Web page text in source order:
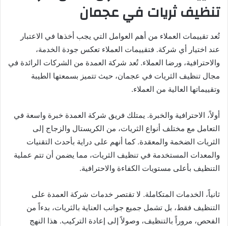
تنظيف ثريات في عجمان
تُعد تقييمات العملاء من أهم العوامل التي يجب أخذها في الاعتبار
عند اختيار أي شركة. فتقييمات العملاء تعكس جودة الخدمة،
والاحترافية، ورضا العملاء. تُعد شركة العمدة من الشركات الرائدة في
مجال تنظيف الثريات في عجمان، حيث تتميز بسمعتها الطيبة
وتقييماتها العالية من العملاء.
أولاً، الاحترافية والخبرة. يمتلك فريق شركة العمدة خبرة واسعة في
التعامل مع مختلف أنواع الثريات، من الكريستال والزجاج إلى
الثريات الضخمة والمعقدة. كما أنهم على دراية بأحدث التقنيات
والمعدات المستخدمة في تنظيف الثريات، مما يضمن أن تتم عملية
التنظيف بأعلى مستويات الكفاءة والاحترافية.
ثانياً، الخدمات المتكاملة. لا تقتصر خدمات شركة العمدة على
التنظيف فقط، بل تشمل جميع جوانب العناية بالثريات، بدءاً من
الفحص، مروراً بالتنظيف، وصولاً إلى إعادة التركيب. هذا النهج